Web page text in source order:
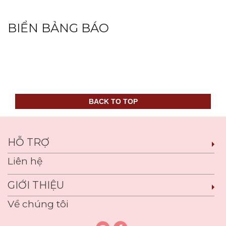
BIỂN BẢNG BÁO
BACK TO TOP
HỖ TRỢ
Liên hệ
GIỚI THIỆU
Về chúng tôi